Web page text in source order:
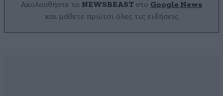
Ακολουθήστε το NEWSBEAST στο Google News
και μάθετε πρώτοι όλες τις ειδήσεις